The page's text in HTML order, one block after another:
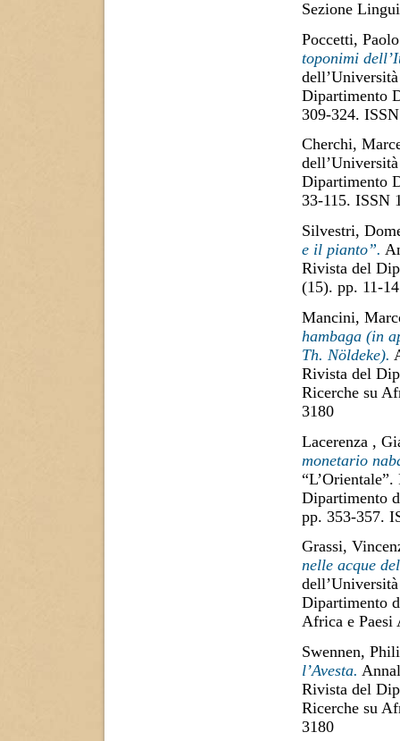
Sezione
Poccetti, Paolo
toponimi
Dipartimento
309-324.
Cherchi,
Dipartimento
33-115. ISSN
Silvestri,
e il pianto”.
Rivista del
(15). pp. 11-
Mancini,
hambaga (in
Th. Nöldeke).
Rivista del
Ricerche su
3180
Lacerenza ,
monetario
Dipartimento
pp. 353-357.
Grassi,
nelle acque
Dipartimento
Africa e Paesi
Swennen,
l’Avesta.
Rivista del
Ricerche su
3180